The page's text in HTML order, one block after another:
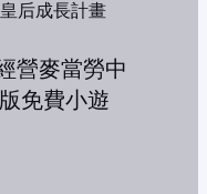
皇后成長計畫